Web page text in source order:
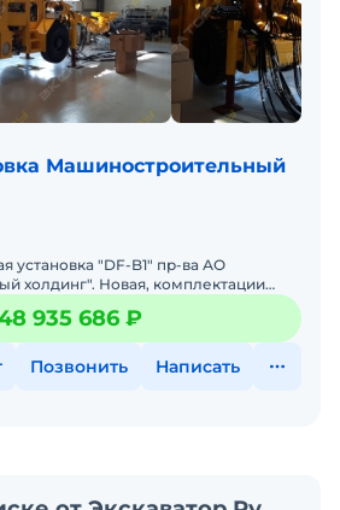
Машиностроительный
установка "DF-B1" пр-ва АО
холдинг". Новая, комплектации
ва. Гарантия 12 мес.
935 686 ₽
Позвонить Написать